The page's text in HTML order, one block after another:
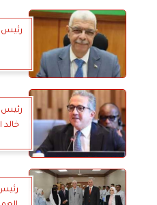
رئيس
رئيس
خالد